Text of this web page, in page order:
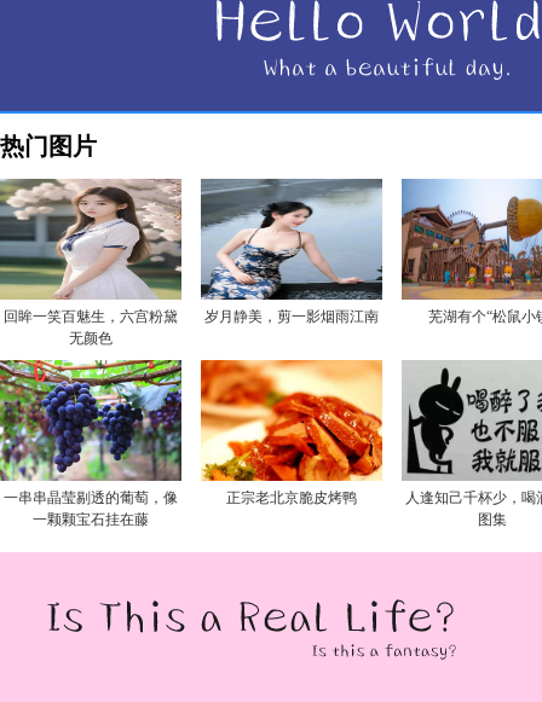
热门图片
回眸一笑百魅生，六宫粉黛
无颜色
岁月静美，剪一影烟雨江南 芜湖有个“松鼠小
一串串晶莹剔透的葡萄，像
一颗颗宝石挂在藤
正宗老北京脆皮烤鸭
人逢知己千杯少，喝
图集